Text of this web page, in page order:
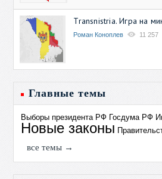
Transnistria. Игра на
Роман Коноплев 11 257
Главные темы
Выборы президента РФ Госдума РФ
Новые законы
все темы →